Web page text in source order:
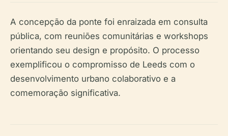
A concepção da ponte foi enraizada em consulta
pública, com reuniões comunitárias e workshops
orientando seu design e propósito. O processo
exemplificou o compromisso de Leeds com o
desenvolvimento urbano colaborativo e a
comemoração significativa.